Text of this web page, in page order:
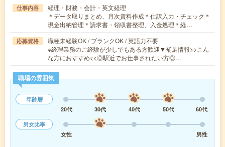
仕事内容
経理・財務・会計・英文経理
＊データ取りまとめ、月次資料作成＊仕訳入力・チェック＊
現金出納管理＊請求書・領収書整理、入金処理＊経…
応募資格
職種未経験OK / ブランクOK / 英語力不要
※経理業務のご経験が少しでもある方歓迎▼補足情報>>こん
な方におすすめ<<◎駅近でお仕事されたい方◎…
職場の雰囲気
年齢層
20代
30代 40代 50代
60代
男女比率
女性
男性